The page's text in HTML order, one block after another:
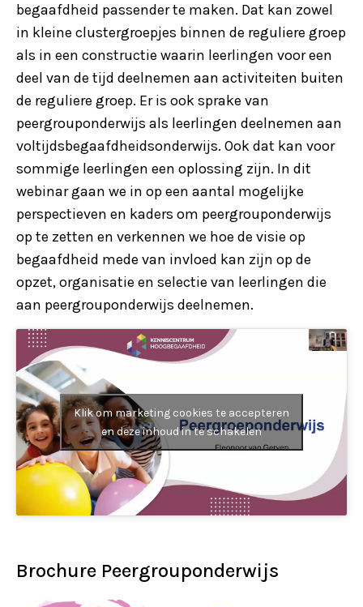
begaafdheid passender te maken. Dat kan zowel
in kleine clustergroepjes binnen de reguliere groep
als in een constructie waarin leerlingen voor een
deel van de tijd deelnemen aan activiteiten buiten
de reguliere groep. Er is ook sprake van
peergrouponderwijs als leerlingen deelnemen aan
voltijdsbegaafdheidsonderwijs. Ook dat kan voor
sommige leerlingen een oplossing zijn. In dit
webinar gaan we in op een aantal mogelijke
perspectieven en kaders om peergrouponderwijs
op te zetten en verkennen we hoe de visie op
begaafdheid mede van invloed kan zijn op de
opzet, organisatie en selectie van leerlingen die
aan peergrouponderwijs deelnemen.
Klik om marketing cookies te accepteren
en deze inhoud in te schakelen
Brochure Peergrouponderwijs